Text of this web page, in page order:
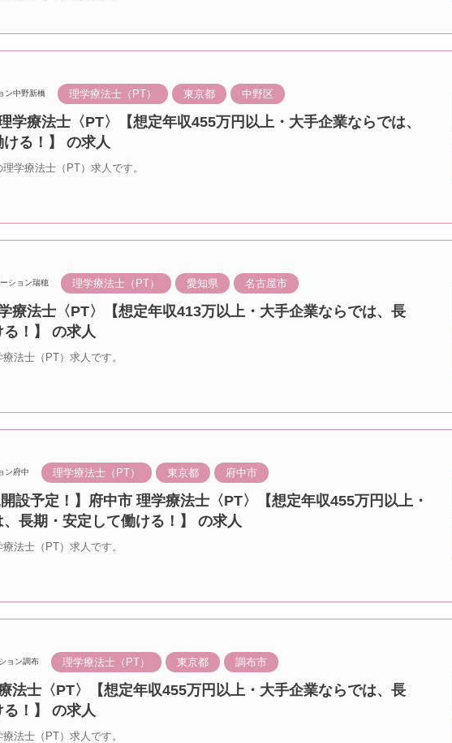
ン中野新橋 理学療法士（PT） 東京都 中野区
学療法士〈PT〉【想定年収455万円以上・大手企業ならでは、
る！】 の求人
学療法士（PT）求人です。
ション瑞穂 理学療法士（PT） 愛知県 名古屋市
療法士〈PT〉【想定年収413万以上・大手企業ならでは、長
！】 の求人
法士（PT）求人です。
ン府中 理学療法士（PT） 東京都 府中市
開設予定！】府中市 理学療法士〈PT〉【想定年収455万円以上・
長期・安定して働ける！】 の求人
法士（PT）求人です。
ョン調布 理学療法士（PT） 東京都 調布市
法士〈PT〉【想定年収455万円以上・大手企業ならでは、長
！】 の求人
法士（PT）求人です。